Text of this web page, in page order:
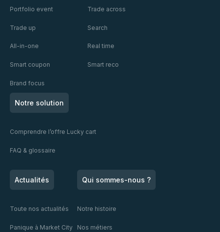
mieux. Mais
vraiment à qui
expérience
d'achat il
avec
Mondelēz
Portfolio event Trade across
Trade up Search
All-in-one Real time
Smart coupon Smart reco
Brand focus
Notre solution
Comprendre l’offre Lucky cart
FAQ & glossaire
Actualités
Toute nos actualités
Panique à Market City
Qui sommes-nous ?
Notre histoire
Nos métiers